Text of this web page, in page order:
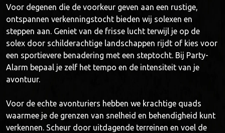
Voor degenen die de voorkeur geven aan een rustige,
ontspannen verkenningstocht bieden wij solexen en
steppen aan. Geniet van de frisse lucht terwijl je op de
solex door schilderachtige landschappen rijdt of kies voor
een sportievere benadering met een steptocht. Bij Party-
Alarm bepaal je zelf het tempo en de intensiteit van je
avontuur.
Voor de echte avonturiers hebben we krachtige quads
waarmee je de grenzen van snelheid en behendigheid kunt
verkennen. Scheur door uitdagende terreinen en voel de